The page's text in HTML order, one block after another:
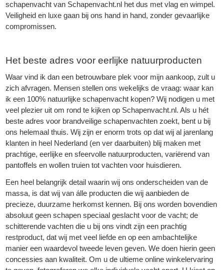
schapenvacht van Schapenvacht.nl het dus met vlag en wimpel.
Veiligheid en luxe gaan bij ons hand in hand, zonder gevaarlijke
compromissen.
Het beste adres voor eerlijke natuurproducten
Waar vind ik dan een betrouwbare plek voor mijn aankoop, zult u
zich afvragen. Mensen stellen ons wekelijks de vraag: waar kan
ik een 100% natuurlijke schapenvacht kopen? Wij nodigen u met
veel plezier uit om rond te kijken op Schapenvacht.nl. Als u hét
beste adres voor brandveilige schapenvachten zoekt, bent u bij
ons helemaal thuis. Wij zijn er enorm trots op dat wij al jarenlang
klanten in heel Nederland (en ver daarbuiten) blij maken met
prachtige, eerlijke en sfeervolle natuurproducten, variërend van
pantoffels en wollen truien tot vachten voor huisdieren.
Een heel belangrijk detail waarin wij ons onderscheiden van de
massa, is dat wij van álle producten die wij aanbieden de
precieze, duurzame herkomst kennen. Bij ons worden bovendien
absoluut geen schapen speciaal geslacht voor de vacht; de
schitterende vachten die u bij ons vindt zijn een prachtig
restproduct, dat wij met veel liefde en op een ambachtelijke
manier een waardevol tweede leven geven. We doen hierin geen
concessies aan kwaliteit. Om u de ultieme online winkelervaring